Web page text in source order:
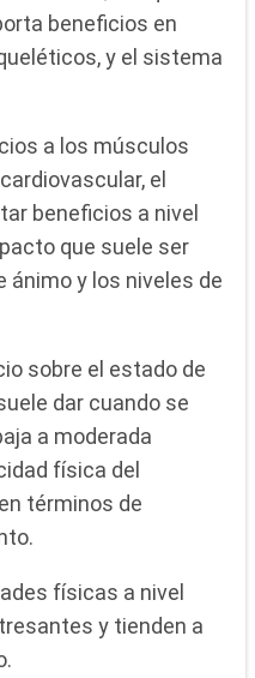
beneficios en
y el sistema
a los músculos
el
beneficios a nivel
que suele ser
ánimo y los niveles de
sobre el estado de
dar cuando se
a moderada
física del
términos de
físicas a nivel
y tienden a